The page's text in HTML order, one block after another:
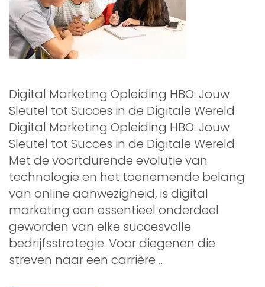
Digital Marketing Opleiding HBO: Jouw
Sleutel tot Succes in de Digitale Wereld
Digital Marketing Opleiding HBO: Jouw
Sleutel tot Succes in de Digitale Wereld
Met de voortdurende evolutie van
technologie en het toenemende belang
van online aanwezigheid, is digital
marketing een essentieel onderdeel
geworden van elke succesvolle
bedrijfsstrategie. Voor diegenen die
streven naar een carrière …